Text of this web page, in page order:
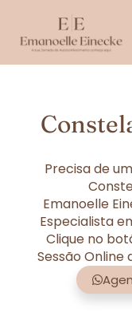
Precisa de
Emanoelle
Especialista
Clique no
Sessão Online